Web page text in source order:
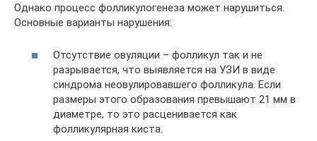
Однако процесс фолликулогенеза может нарушиться.
Основные варианты нарушения:
Отсутствие овуляции – фолликул так и не
разрывается, что выявляется на УЗИ в виде
синдрома неовулировавшего фолликула. Если
размеры этого образования превышают 21 мм в
диаметре, то это расценивается как
фолликулярная киста.